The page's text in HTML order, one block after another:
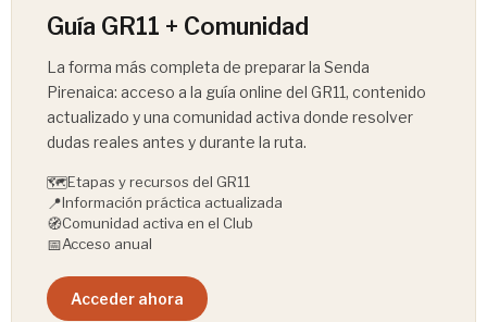
Guía GR11 + Comunidad
La forma más completa de preparar la Senda
Pirenaica: acceso a la guía online del GR11, contenido
actualizado y una comunidad activa donde resolver
dudas reales antes y durante la ruta.
🗺️Etapas y recursos del GR11
📍Información práctica actualizada
🧭Comunidad activa en el Club
📅Acceso anual
Acceder ahora